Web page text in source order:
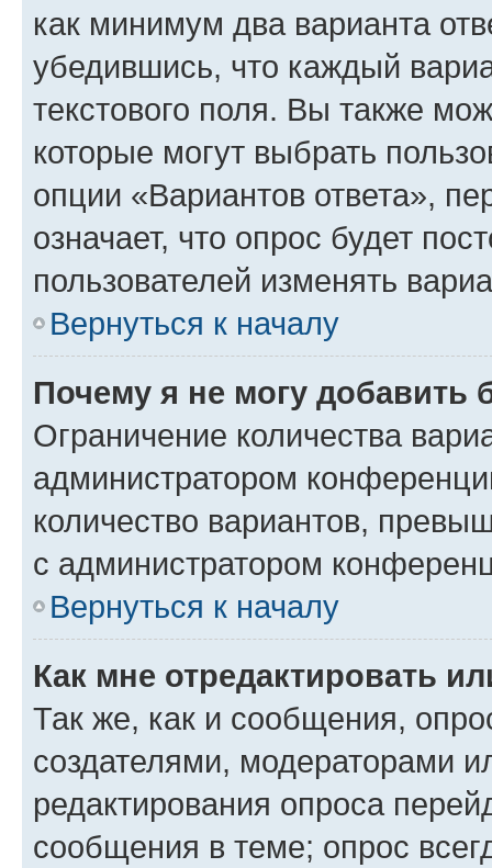
как минимум два варианта
убедившись, что каждый
текстового поля. Вы также
которые могут выбрать
опции «Вариантов ответа»,
означает, что опрос будет
пользователей изменять
Вернуться к началу
Почему я не могу добавить
Ограничение количества
администратором
количество вариантов,
с администратором
Вернуться к началу
Как мне отредактировать
Так же, как и сообщения,
создателями, модераторами
редактирования опроса
сообщения в теме; опрос